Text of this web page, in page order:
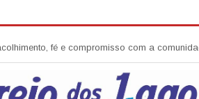
e compromisso com a comunidade